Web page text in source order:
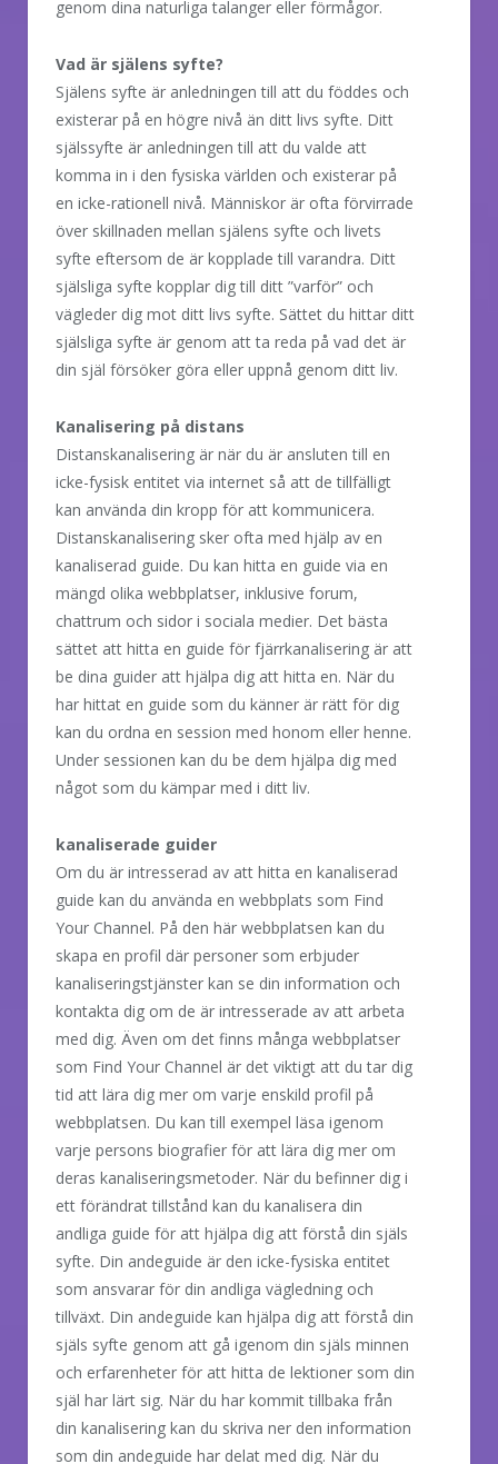
genom dina naturliga talanger eller förmågor.
Vad är själens syfte?
Själens syfte är anledningen till att du föddes och
existerar på en högre nivå än ditt livs syfte. Ditt
själssyfte är anledningen till att du valde att
komma in i den fysiska världen och existerar på
en icke-rationell nivå. Människor är ofta förvirrade
över skillnaden mellan själens syfte och livets
syfte eftersom de är kopplade till varandra. Ditt
själsliga syfte kopplar dig till ditt ”varför” och
vägleder dig mot ditt livs syfte. Sättet du hittar ditt
själsliga syfte är genom att ta reda på vad det är
din själ försöker göra eller uppnå genom ditt liv.
Kanalisering på distans
Distanskanalisering är när du är ansluten till en
icke-fysisk entitet via internet så att de tillfälligt
kan använda din kropp för att kommunicera.
Distanskanalisering sker ofta med hjälp av en
kanaliserad guide. Du kan hitta en guide via en
mängd olika webbplatser, inklusive forum,
chattrum och sidor i sociala medier. Det bästa
sättet att hitta en guide för fjärrkanalisering är att
be dina guider att hjälpa dig att hitta en. När du
har hittat en guide som du känner är rätt för dig
kan du ordna en session med honom eller henne.
Under sessionen kan du be dem hjälpa dig med
något som du kämpar med i ditt liv.
kanaliserade guider
Om du är intresserad av att hitta en kanaliserad
guide kan du använda en webbplats som Find
Your Channel. På den här webbplatsen kan du
skapa en profil där personer som erbjuder
kanaliseringstjänster kan se din information och
kontakta dig om de är intresserade av att arbeta
med dig. Även om det finns många webbplatser
som Find Your Channel är det viktigt att du tar dig
tid att lära dig mer om varje enskild profil på
webbplatsen. Du kan till exempel läsa igenom
varje persons biografier för att lära dig mer om
deras kanaliseringsmetoder. När du befinner dig i
ett förändrat tillstånd kan du kanalisera din
andliga guide för att hjälpa dig att förstå din själs
syfte. Din andeguide är den icke-fysiska entitet
som ansvarar för din andliga vägledning och
tillväxt. Din andeguide kan hjälpa dig att förstå din
själs syfte genom att gå igenom din själs minnen
och erfarenheter för att hitta de lektioner som din
själ har lärt sig. När du har kommit tillbaka från
din kanalisering kan du skriva ner den information
som din andeguide har delat med dig. När du